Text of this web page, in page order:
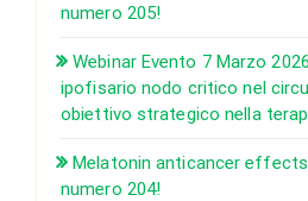
numero 205!
Webinar Evento 7 Marzo
ipofisario nodo critico nel
obiettivo strategico nella
Melatonin anticancer
numero 204!